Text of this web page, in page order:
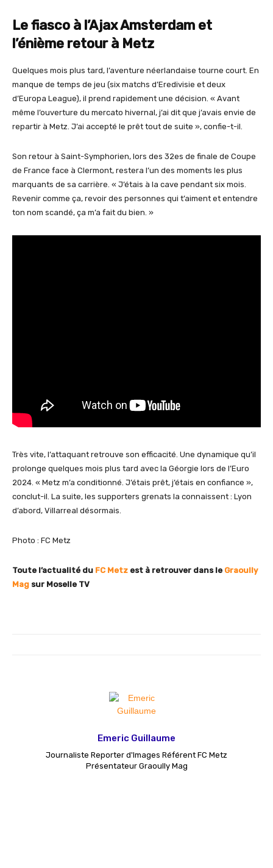
Le fiasco à l’Ajax Amsterdam et
l’énième retour à Metz
Quelques mois plus tard, l’aventure néerlandaise tourne court. En
manque de temps de jeu (six matchs d’Eredivisie et deux
d’Europa League), il prend rapidement une décision. « Avant
même l’ouverture du mercato hivernal, j’ai dit que j’avais envie de
repartir à Metz. J’ai accepté le prêt tout de suite », confie-t-il.
Son retour à Saint-Symphorien, lors des 32es de finale de Coupe
de France face à Clermont, restera l’un des moments les plus
marquants de sa carrière. « J’étais à la cave pendant six mois.
Revenir comme ça, revoir des personnes qui t’aiment et entendre
ton nom scandé, ça m’a fait du bien. »
Très vite, l’attaquant retrouve son efficacité. Une dynamique qu’il
prolonge quelques mois plus tard avec la Géorgie lors de l’Euro
2024. « Metz m’a conditionné. J’étais prêt, j’étais en confiance »,
conclut-il. La suite, les supporters grenats la connaissent : Lyon
d’abord, Villarreal désormais.
Photo : FC Metz
Toute l’actualité du FC Metz est à retrouver dans le Graoully
Mag sur Moselle TV
Emeric Guillaume
Journaliste Reporter d'Images Référent FC Metz
Présentateur Graoully Mag